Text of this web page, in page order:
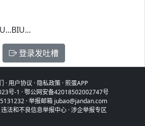
登录发吐槽
·用户协议 · 隐私政策·煎蛋APP
号-1 ·鄂公网安备42018502002747号
· 举报邮箱 jubao@jandan.com
违法和不良信息举报中心 ·涉企举报专区